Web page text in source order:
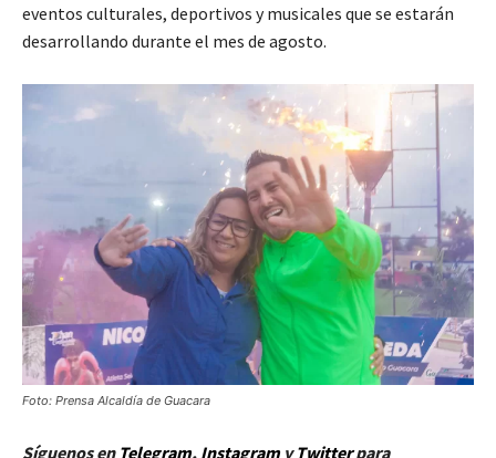
eventos culturales, deportivos y musicales que se estarán
desarrollando durante el mes de agosto.
Foto: Prensa Alcaldía de Guacara
Síguenos en Telegram, InstagramyTwitterpara